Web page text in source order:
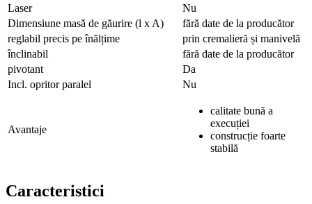
Laser
Nu
Dimensiune masă de găurire (l x A)
fără date de la producător
reglabil precis pe înălțime
prin cremalieră și manivelă
înclinabil
fără date de la producător
pivotant
Da
Incl. opritor paralel
Nu
Avantaje
calitate bună a
execuției
construcție foarte
stabilă
Caracteristici